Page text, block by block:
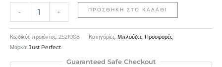
- + ΠΡΟΣΘΉΚΗ ΣΤΟ ΚΑΛΆΘΙ
Κωδικός προϊόντος: 2521008 Κατηγορίες: Μπλούζες Προσφορές
Μάρκα: Just Perfect
Guaranteed Safe Checkout